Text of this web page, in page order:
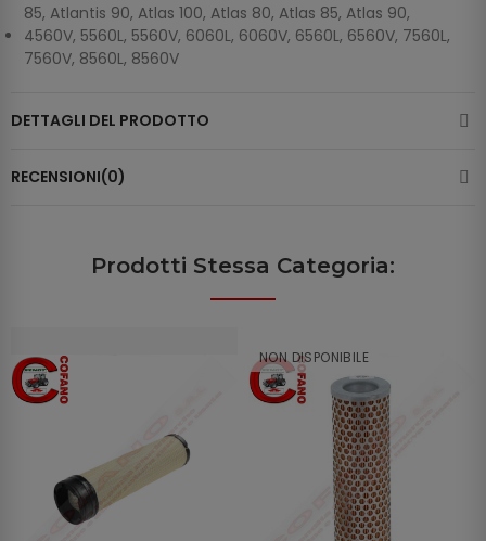
85, Atlantis 90, Atlas 100, Atlas 80, Atlas 85, Atlas 90,
4560V, 5560L, 5560V, 6060L, 6060V, 6560L, 6560V, 7560L,
7560V, 8560L, 8560V
DETTAGLI DEL PRODOTTO
RECENSIONI(0)
Prodotti Stessa Categoria:
NON DISPONIBILE